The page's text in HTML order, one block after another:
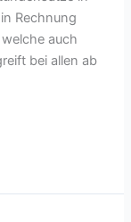
Rechnung
auch
bei allen ab